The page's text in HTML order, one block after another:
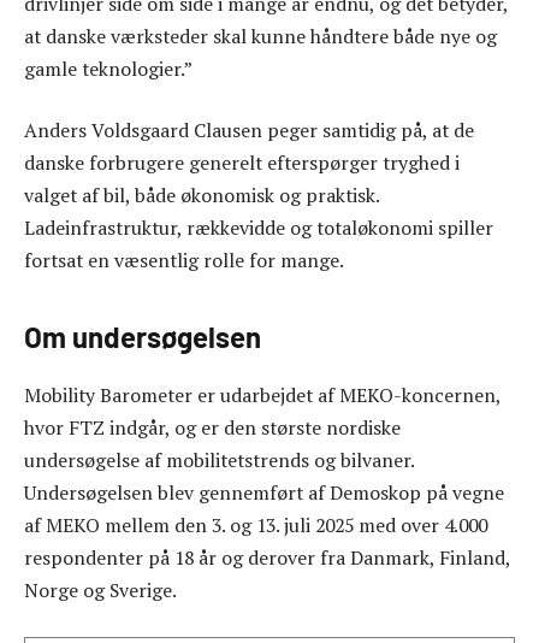
at danske værksteder skal kunne håndtere både nye og
gamle teknologier.”
Anders Voldsgaard Clausen peger samtidig på, at de
danske forbrugere generelt efterspørger tryghed i
valget af bil, både økonomisk og praktisk.
Ladeinfrastruktur, rækkevidde og totaløkonomi spiller
fortsat en væsentlig rolle for mange.
Om undersøgelsen
Mobility Barometer er udarbejdet af MEKO-koncernen,
hvor FTZ indgår, og er den største nordiske
undersøgelse af mobilitetstrends og bilvaner.
Undersøgelsen blev gennemført af Demoskop på vegne
af MEKO mellem den 3. og 13. juli 2025 med over 4.000
respondenter på 18 år og derover fra Danmark, Finland,
Norge og Sverige.